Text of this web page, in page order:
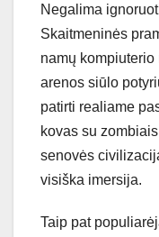
Negalima
Skaitmeninės
namų
arenos siūlo
patirti realiame
kovas su
senovės
visiška imersija.
Taip pat